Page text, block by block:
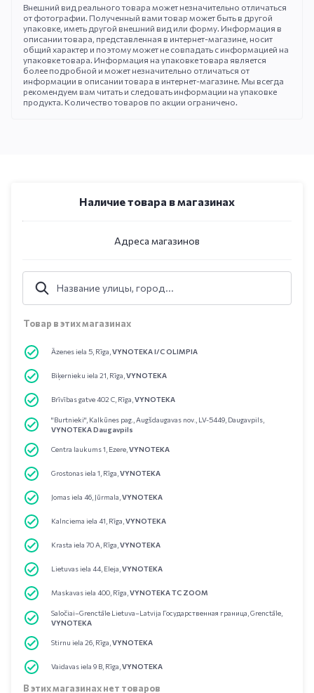
Внешний вид реального товара может незначительно отличаться
от фотографии. Полученный вами товар может быть в другой
упаковке, иметь другой внешний вид или форму. Информация в
описании товара, представленная в интернет-магазине, носит
общий характер и поэтому может не совпадать с информацией на
упаковке товара. Информация на упаковке товара является
более подробной и может незначительно отличаться от
информации в описании товара в интернет-магазине. Мы всегда
рекомендуем вам читать и следовать информации на упаковке
продукта. Количество товаров по акции ограничено.
Наличие товара в магазинах
Адреса магазинов
Товар в этих магазинах
Āzenes iela 5, Rīga, VYNOTEKA I/C OLIMPIA
Biķernieku iela 21, Rīga, VYNOTEKA
Brīvības gatve 402 C, Rīga, VYNOTEKA
"Burtnieki", Kalkūnes pag., Augšdaugavas nov., LV-5449, Daugavpils,
VYNOTEKA Daugavpils
Centra laukums 1, Ezere, VYNOTEKA
Grostonas iela 1, Rīga, VYNOTEKA
Jomas iela 46, Jūrmala, VYNOTEKA
Kalnciema iela 41, Rīga, VYNOTEKA
Krasta iela 70 A, Rīga, VYNOTEKA
Lietuvas iela 44, Eleja, VYNOTEKA
Maskavas iela 400, Rīga, VYNOTEKA TC ZOOM
Saločiai–Grenctāle Lietuva–Latvija Государственная граница, Grenctāle,
VYNOTEKA
Stirnu iela 26, Rīga, VYNOTEKA
Vaidavas iela 9 B, Rīga, VYNOTEKA
В этих магазинах нет товаров